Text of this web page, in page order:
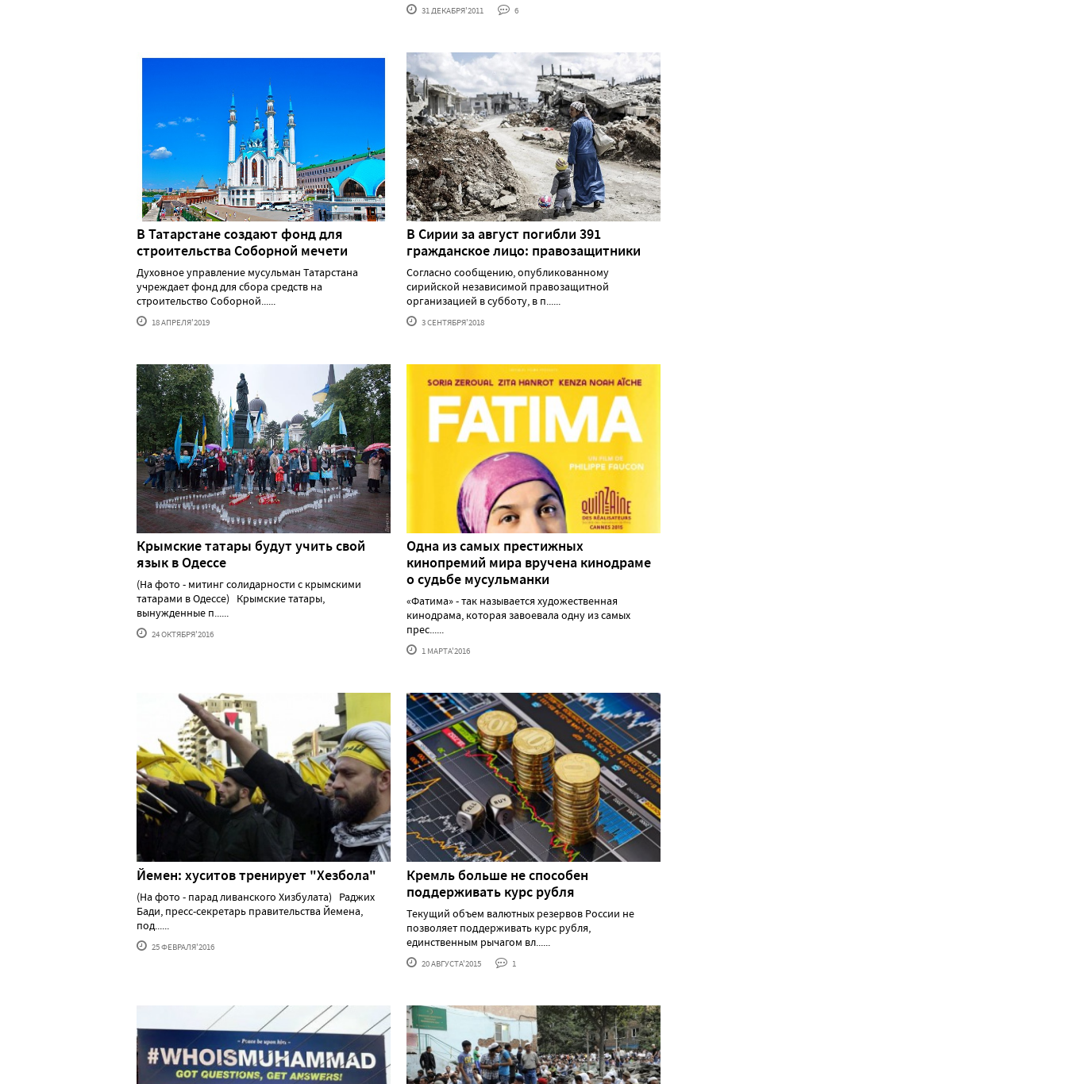
31 ДЕКАБРЯ'2011 6
В Татарстане создают фонд для
строительства Соборной мечети
Духовное управление мусульман Татарстана
учреждает фонд для сбора средств на
строительство Соборной......
18 АПРЕЛЯ'2019
В Сирии за август погибли 391
гражданское лицо: правозащитники
Согласно сообщению, опубликованному
сирийской независимой правозащитной
организацией в субботу, в п......
3 СЕНТЯБРЯ'2018
Крымские татары будут учить свой
язык в Одессе
(На фото - митинг солидарности с крымскими
татарами в Одессе) Крымские татары,
вынужденные п......
24 ОКТЯБРЯ'2016
Одна из самых престижных
кинопремий мира вручена кинодраме
о судьбе мусульманки
«Фатима» - так называется художественная
кинодрама, которая завоевала одну из самых
прес......
1 МАРТА'2016
Йемен: хуситов тренирует "Хезбола"
(На фото - парад ливанского Хизбулата) Раджих
Бади, пресс-секретарь правительства Йемена,
под......
25 ФЕВРАЛЯ'2016
Кремль больше не способен
поддерживать курс рубля
Текущий объем валютных резервов России не
позволяет поддерживать курс рубля,
единственным рычагом вл......
20 АВГУСТА'2015 1